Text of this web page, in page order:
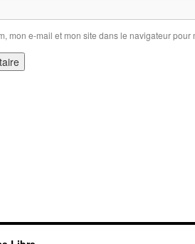
mon e-mail et mon site dans le navigateur